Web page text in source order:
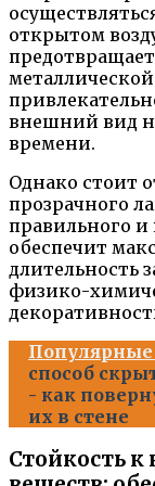
открытом
внешний вид
времени.
Однако стоит
прозрачного
правильного и
обеспечит
длительность
физико-
Популярные
способ
- как
их в стене
Стойкость к